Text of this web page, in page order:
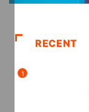
RECENT
1